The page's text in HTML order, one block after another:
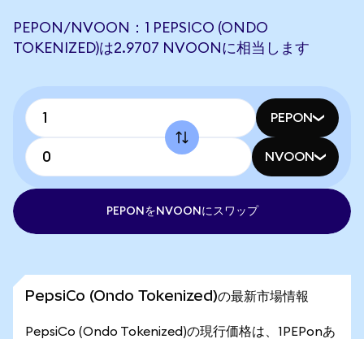
PEPON/NVOON：1 PEPSICO (ONDO
TOKENIZED)は2.9707 NVOONに相当します
PEPON
NVOON
PEPONをNVOONにスワップ
PepsiCo (Ondo Tokenized)の最新市場情報
PepsiCo (Ondo Tokenized)の現行価格は、1PEPonあ